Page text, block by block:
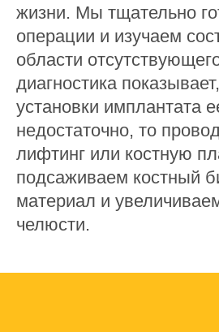
жизни. Мы тщательно
операции и изучаем
области
диагностика
установки имплантата
недостаточно, то
лифтинг или костную
подсаживаем костный
материал и
челюсти.